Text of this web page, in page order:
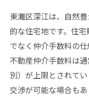
東灘区深江は、自然
的な住宅地です。住
でなく仲介手数料の
不動産仲介手数料は
別）が上限とされて
交渉が可能な場合も